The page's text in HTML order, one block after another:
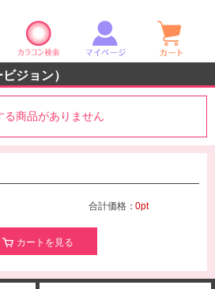
カラコン検索 マイページ
ジョン）
る商品がありません
合計価格：0pt
カートを見る